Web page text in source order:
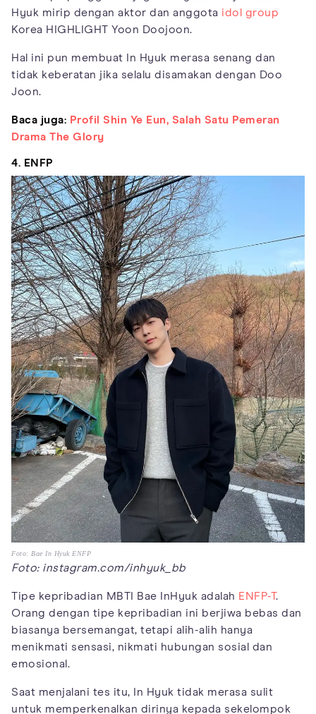
Hyuk mirip dengan aktor dan anggota idol group
Korea HIGHLIGHT Yoon Doojoon.
Hal ini pun membuat In Hyuk merasa senang dan
tidak keberatan jika selalu disamakan dengan Doo
Joon.
Baca juga: Profil Shin Ye Eun, Salah Satu Pemeran
Drama The Glory
4. ENFP
Foto: Bae In Hyuk ENFP
Foto: instagram.com/inhyuk_bb
Tipe kepribadian MBTI Bae InHyuk adalah ENFP-T.
Orang dengan tipe kepribadian ini berjiwa bebas dan
biasanya bersemangat, tetapi alih-alih hanya
menikmati sensasi, nikmati hubungan sosial dan
emosional.
Saat menjalani tes itu, In Hyuk tidak merasa sulit
untuk memperkenalkan dirinya kepada sekelompok